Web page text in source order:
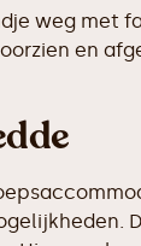
weg met
en